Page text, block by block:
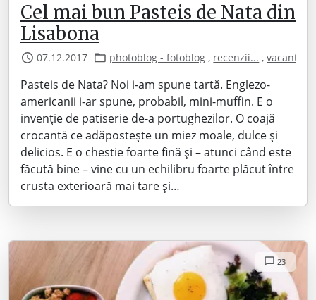
Cel mai bun Pasteis de Nata din
Lisabona
07.12.2017 photoblog - fotoblog , recenzii... ,vacanta
Pasteis de Nata? Noi i-am spune tartă. Englezo-
americanii i-ar spune, probabil, mini-muffin. E o
invenție de patiserie de-a portughezilor. O coajă
crocantă ce adăpostește un miez moale, dulce și
delicios. E o chestie foarte fină și – atunci când este
făcută bine – vine cu un echilibru foarte plăcut între
crusta exterioară mai tare și…
23